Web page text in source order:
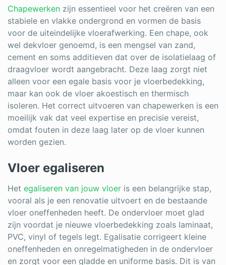
Chapewerken zijn essentieel voor het creëren van een
stabiele en vlakke ondergrond en vormen de basis
voor de uiteindelijke vloerafwerking. Een chape, ook
wel dekvloer genoemd, is een mengsel van zand,
cement en soms additieven dat over de isolatielaag of
draagvloer wordt aangebracht. Deze laag zorgt niet
alleen voor een egale basis voor je vloerbedekking,
maar kan ook de vloer akoestisch en thermisch
isoleren. Het correct uitvoeren van chapewerken is een
moeilijk vak dat veel expertise en precisie vereist,
omdat fouten in deze laag later op de vloer kunnen
worden gezien.
Vloer egaliseren
Het egaliseren van jouw vloer is een belangrijke stap,
vooral als je een renovatie uitvoert en de bestaande
vloer oneffenheden heeft. De ondervloer moet glad
zijn voordat je nieuwe vloerbedekking zoals laminaat,
PVC, vinyl of tegels legt. Egalisatie corrigeert kleine
oneffenheden en onregelmatigheden in de ondervloer
en zorgt voor een gladde en uniforme basis. Dit is van